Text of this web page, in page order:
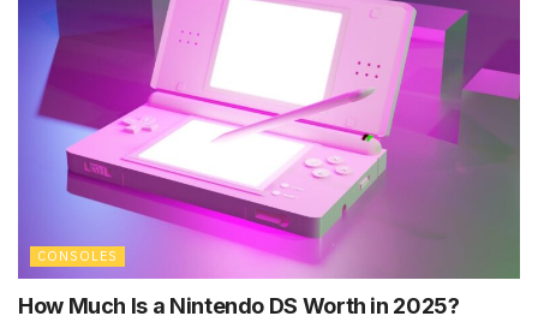
CONSOLES
How Much Is a Nintendo DS Worth in 2025?